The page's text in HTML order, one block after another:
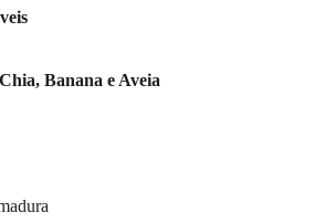
Banana e Aveia